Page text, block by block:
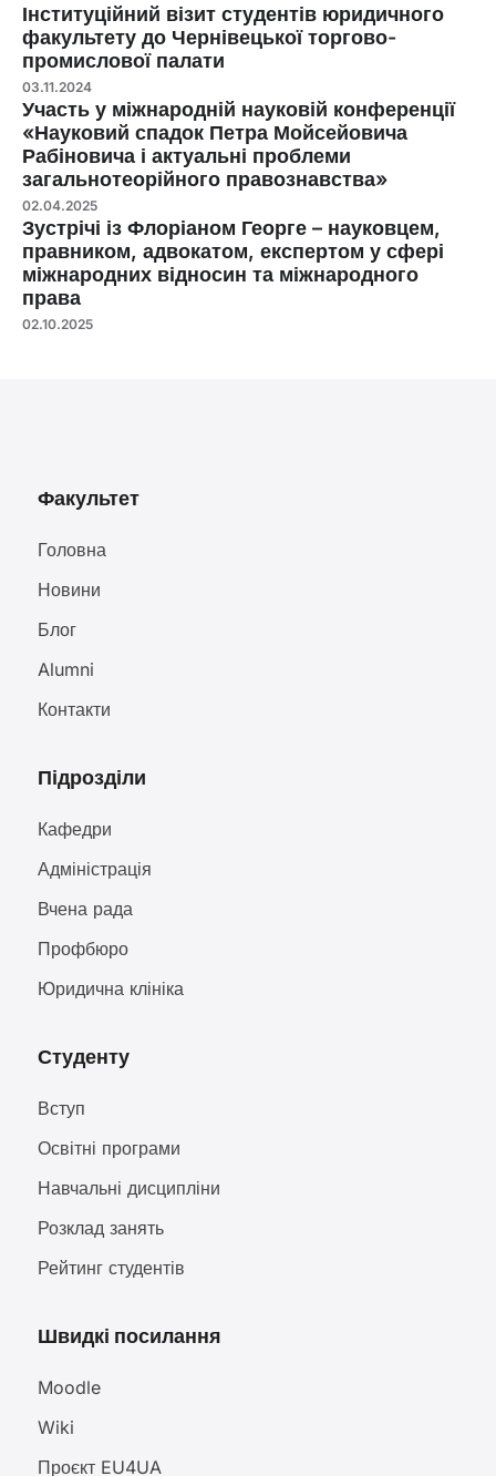
Інституційний візит студентів юридичного
факультету до Чернівецької торгово-
промислової палати
03.11.2024
Участь у міжнародній науковій конференції
«Науковий спадок Петра Мойсейовича
Рабіновича і актуальні проблеми
загальнотеорійного правознавства»
02.04.2025
Зустрічі із Флоріаном Георге – науковцем,
правником, адвокатом, експертом у сфері
міжнародних відносин та міжнародного
права
02.10.2025
Факультет
Головна
Новини
Блог
Alumni
Контакти
Підрозділи
Кафедри
Адміністрація
Вчена рада
Профбюро
Юридична клініка
Студенту
Вступ
Освітні програми
Навчальні дисципліни
Розклад занять
Рейтинг студентів
Швидкі посилання
Moodle
Wiki
Проєкт EU4UA